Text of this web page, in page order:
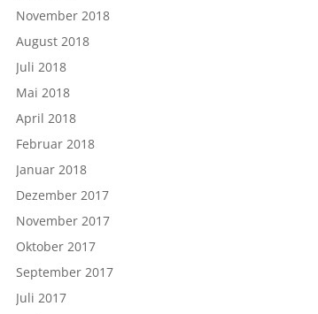
November 2018
August 2018
Juli 2018
Mai 2018
April 2018
Februar 2018
Januar 2018
Dezember 2017
November 2017
Oktober 2017
September 2017
Juli 2017